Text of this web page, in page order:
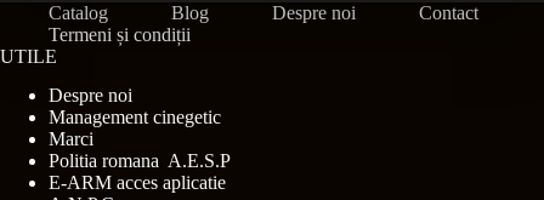
Catalog Blog Despre noi
Contact
Termeni și condiții
UTILE
Despre noi
Management cinegetic
Marci
Politia romana A.E.S.P
E-ARM acces aplicatie